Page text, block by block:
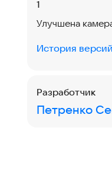
Версия:
1
Улучшена
История версий
Разработчик